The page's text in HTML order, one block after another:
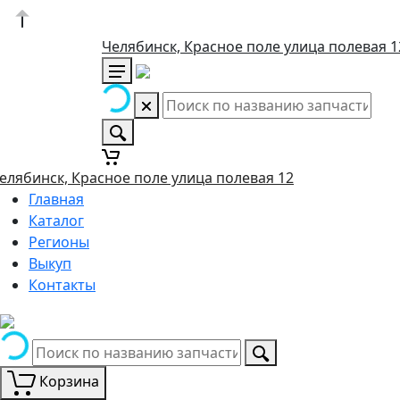
Челябинск, Красное поле улица полевая
Красное поле улица полевая 12
Главная
Каталог
Регионы
Выкуп
Контакты
Корзина